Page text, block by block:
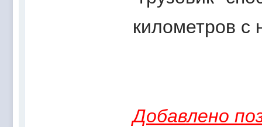
километров с
Добавлено